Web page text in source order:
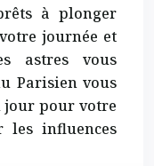
à plonger
journée et
astres vous
Parisien vous
jour pour votre
les influences